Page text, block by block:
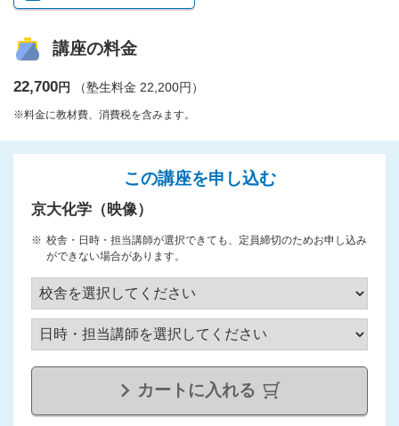
講座の料金
22,700円 （塾生料金 22,200円）
※料金に教材費、消費税を含みます。
この講座を申し込む
京大化学（映像）
校舎・日時・担当講師が選択できても、定員締切のためお申し込み
ができない場合があります。
カートに入れる